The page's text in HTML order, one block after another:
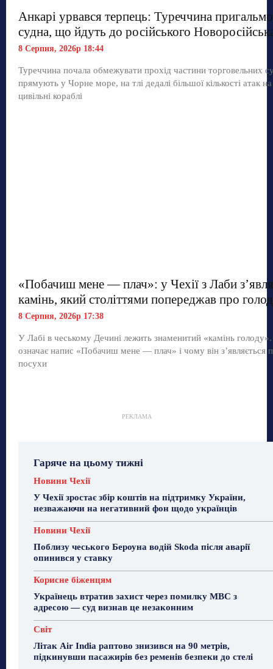
Анкарі урвався терпець: Туреччина
судна, що йдуть до російського
8 Серпня, 2026р 18:44
Туреччина почала обмежувати прохід частини торговельних
прямують у Чорне море, на тлі дедалі більшої кількості атак на
цивільні кораблі
«Побачиш мене — плач»: у Чехії з Лаби
камінь, який століттями попереджав про голод
8 Серпня, 2026р 17:38
У Лабі в чеському Дечині лежить знаменитий «камінь
означає напис «Побачиш мене — плач» і чому він з’являється
посухи
РЕКЛАМА
Гаряче на цьому тижні
Новини Чехії
У Чехії зростає збір коштів на підтримку України,
незважаючи на негативний фон щодо українців
Новини Чехії
Поблизу чеського Бероуна водій Skoda після аварії
опинився у ставку
Корисне біженцям
Українець втратив захист через помилку МВС з
адресою — суд визнав це незаконним
Світ
Літак Air India раптово знизився на 90 метрів,
підкинувши пасажирів без ременів безпеки до стелі